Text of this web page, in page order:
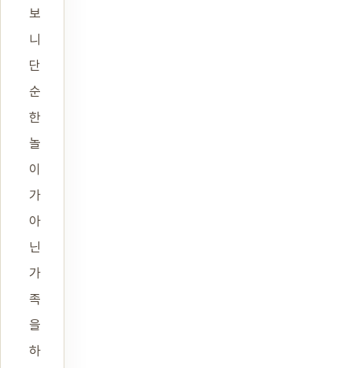
보
니
단
순
한
놀
이
가
아
닌
가
족
을
하